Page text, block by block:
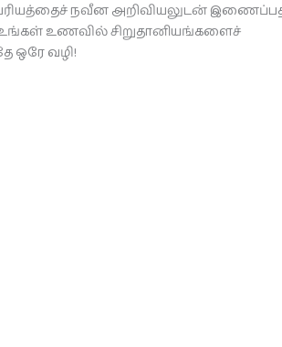
நவீன அறிவியலுடன்
உங்கள் உணவில் சிறுதானியங்களைச்
ஒரே வழி!